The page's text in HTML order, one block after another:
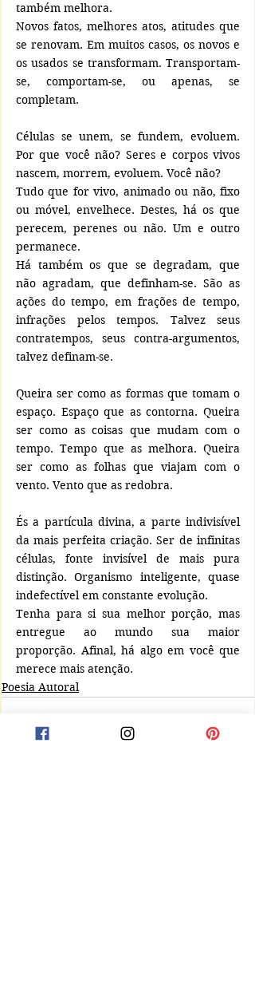
também melhora.
Novos fatos, melhores atos, atitudes que
se renovam. Em muitos casos, os novos e
os usados se transformam. Transportam-
se, comportam-se, ou apenas, se
completam.
Células se unem, se fundem, evoluem.
Por que você não? Seres e corpos vivos
nascem, morrem, evoluem. Você não?
Tudo que for vivo, animado ou não, fixo
ou móvel, envelhece. Destes, há os que
perecem, perenes ou não. Um e outro
permanece.
Há também os que se degradam, que
não agradam, que definham-se. São as
ações do tempo, em frações de tempo,
infrações pelos tempos. Talvez seus
contratempos, seus contra-argumentos,
talvez definam-se.
Queira ser como as formas que tomam o
espaço. Espaço que as contorna. Queira
ser como as coisas que mudam com o
tempo. Tempo que as melhora. Queira
ser como as folhas que viajam com o
vento. Vento que as redobra.
És a partícula divina, a parte indivisível
da mais perfeita criação. Ser de infinitas
células, fonte invisível de mais pura
distinção. Organismo inteligente, quase
indefectível em constante evolução.
Tenha para si sua melhor porção, mas
entregue ao mundo sua maior
proporção. Afinal, há algo em você que
merece mais atenção.
Poesia Autoral